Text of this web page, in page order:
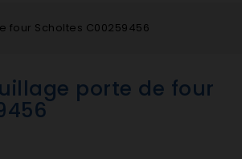
four Scholtes C00259456
porte de four